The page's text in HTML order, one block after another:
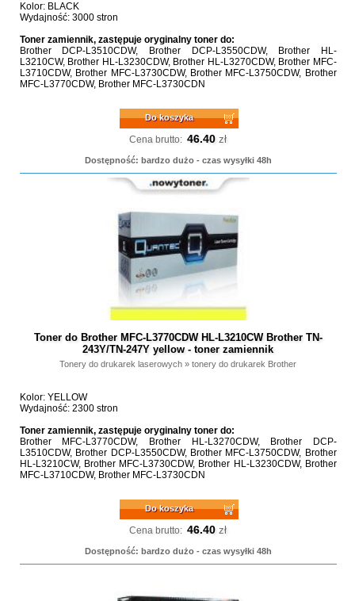
Kolor: BLACK
Wydajność: 3000 stron
Toner zamiennik, zastępuje oryginalny toner do:
Brother DCP-L3510CDW, Brother DCP-L3550CDW, Brother HL-
L3210CW, Brother HL-L3230CDW, Brother HL-L3270CDW, Brother MFC-
L3710CDW, Brother MFC-L3730CDW, Brother MFC-L3750CDW, Brother
MFC-L3770CDW, Brother MFC-L3730CDN
Do koszyka
Cena brutto: 46.40 zł
Dostępność: bardzo dużo - czas wysyłki 48h
Toner do Brother MFC-L3770CDW HL-L3210CW Brother TN-
243Y/TN-247Y yellow - toner zamiennik
Tonery do drukarek laserowych »tonery do drukarek Brother
Kolor: YELLOW
Wydajność: 2300 stron
Toner zamiennik, zastępuje oryginalny toner do:
Brother MFC-L3770CDW, Brother HL-L3270CDW, Brother DCP-
L3510CDW, Brother DCP-L3550CDW, Brother MFC-L3750CDW, Brother
HL-L3210CW, Brother MFC-L3730CDW, Brother HL-L3230CDW, Brother
MFC-L3710CDW, Brother MFC-L3730CDN
Do koszyka
Cena brutto: 46.40 zł
Dostępność: bardzo dużo - czas wysyłki 48h